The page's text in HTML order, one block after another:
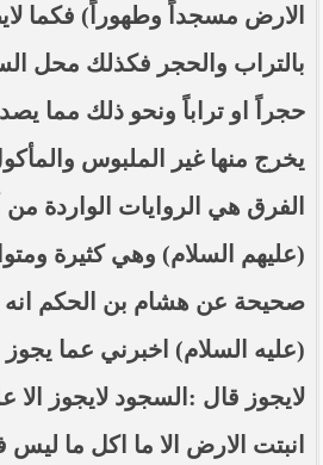
الارض مسجداً وطهوراً) فكما
بالتراب والحجر فكذلك محل
حجراً او تراباً ونحو ذلك مما
يخرج منها غير الملبوس
الفرق هي الروايات الواردة من
(عليهم السلام) وهي كثيرة
صحيحة عن هشام بن الحكم انه
(عليه السلام) اخبرني عما
لايجوز قال :السجود لايجوز
انبتت الارض الا ما اكل ما